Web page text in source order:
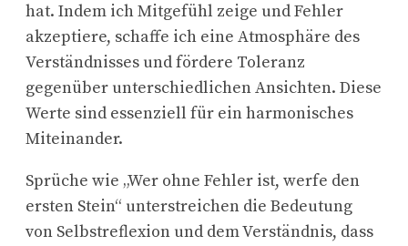
hat. Indem ich Mitgefühl zeige und Fehler
akzeptiere, schaffe ich eine Atmosphäre des
Verständnisses und fördere Toleranz
gegenüber unterschiedlichen Ansichten. Diese
Werte sind essenziell für ein harmonisches
Miteinander.
Sprüche wie „Wer ohne Fehler ist, werfe den
ersten Stein“ unterstreichen die Bedeutung
von Selbstreflexion und dem Verständnis, dass